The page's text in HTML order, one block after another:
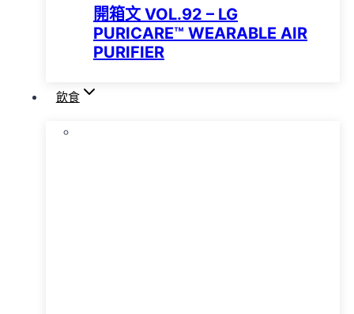
開箱文 VOL.92 – LG
PURICARE™️ WEARABLE AIR
PURIFIER
飲食